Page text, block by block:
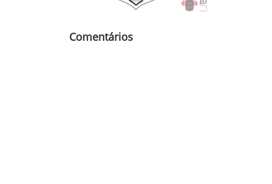
Comentários